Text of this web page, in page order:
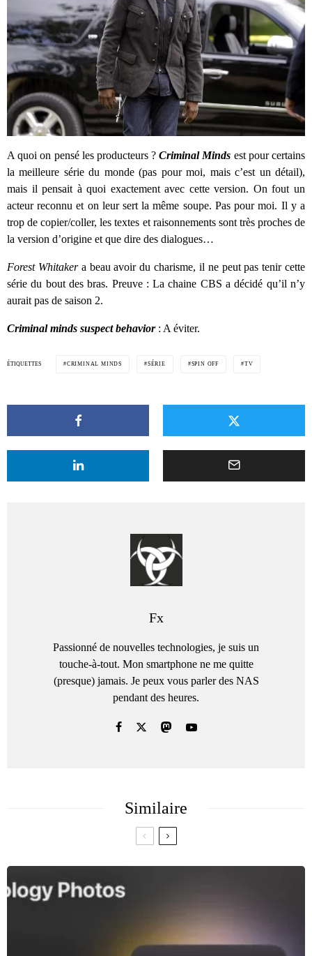
A quoi on pensé les producteurs ?Criminal Minds est pour certains
la meilleure série du monde (pas pour moi, mais c’est un détail),
mais il pensait à quoi exactement avec cette version. On fout un
acteur reconnu et on leur sert la même soupe. Pas pour moi. Il y a
trop de copier/coller, les textes et raisonnements sont très proches de
la version d’origine et que dire des dialogues…
Forest Whitakera beau avoir du charisme, il ne peut pas tenir cette
série du bout des bras. Preuve : La chaine CBS a décidé qu’il n’y
aurait pas de saison 2.
Criminal minds suspect behavior : A éviter.
ÉTIQUETTES CRIMINAL MINDS SÉRIE SPIN OFF TV
Fx
Passionné de nouvelles technologies, je suis un
touche-à-tout. Mon smartphone ne me quitte
(presque) jamais. Je peux vous parler des NAS
pendant des heures.
Similaire